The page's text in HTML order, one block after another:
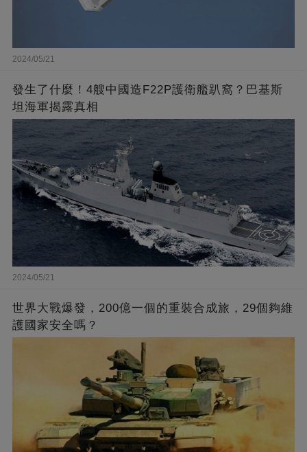
2024/05/21
發生了什麼！4艘中國造F22P護衛艦趴窩？巴基斯
坦海軍揭露真相
2024/05/21
世界大戰爆發，200億一個的重裝合成旅，29個夠維
護國家安全嗎？